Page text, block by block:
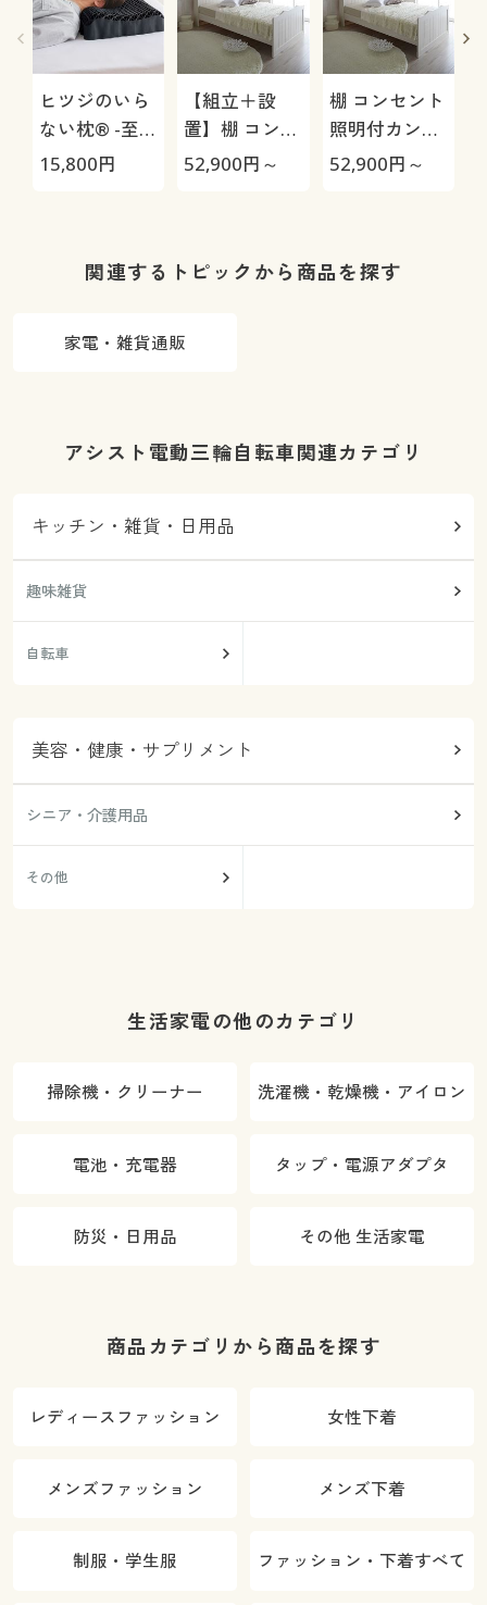
ヒツジのいら
ない枕® -至
極-
15,800円
【組立＋設
置】棚 コンセ
ント 照明付カ
52,900円～
棚 コンセント
照明付カント
リー調お姫様
52,900円～
関連するトピックから商品を探す
家電・雑貨通販
アシスト電動三輪自転車関連カテゴリ
キッチン・雑貨・日用品
趣味雑貨
自転車
美容・健康・サプリメント
シニア・介護用品
その他
生活家電の他のカテゴリ
掃除機・クリーナー 洗濯機・乾燥機・アイロン
電池・充電器 タップ・電源アダプタ
防災・日用品 その他 生活家電
商品カテゴリから商品を探す
レディースファッション 女性下着
メンズファッション メンズ下着
制服・学生服 ファッション・下着すべて